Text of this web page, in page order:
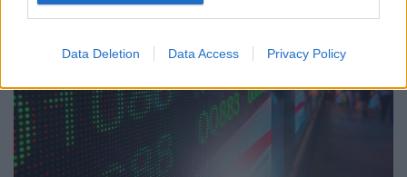
Data Deletion Data Access Privacy Policy